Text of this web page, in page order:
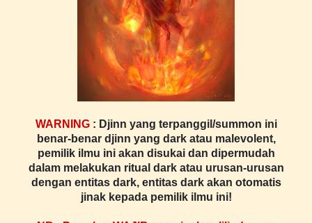
WARNING: Djinn yang terpanggil/summon ini
benar-benar djinn yang dark atau malevolent,
pemilik ilmu ini akan disukai dan dipermudah
dalam melakukan ritual dark atau urusan-urusan
dengan entitas dark, entitas dark akan otomatis
jinak kepada pemilik ilmu ini!